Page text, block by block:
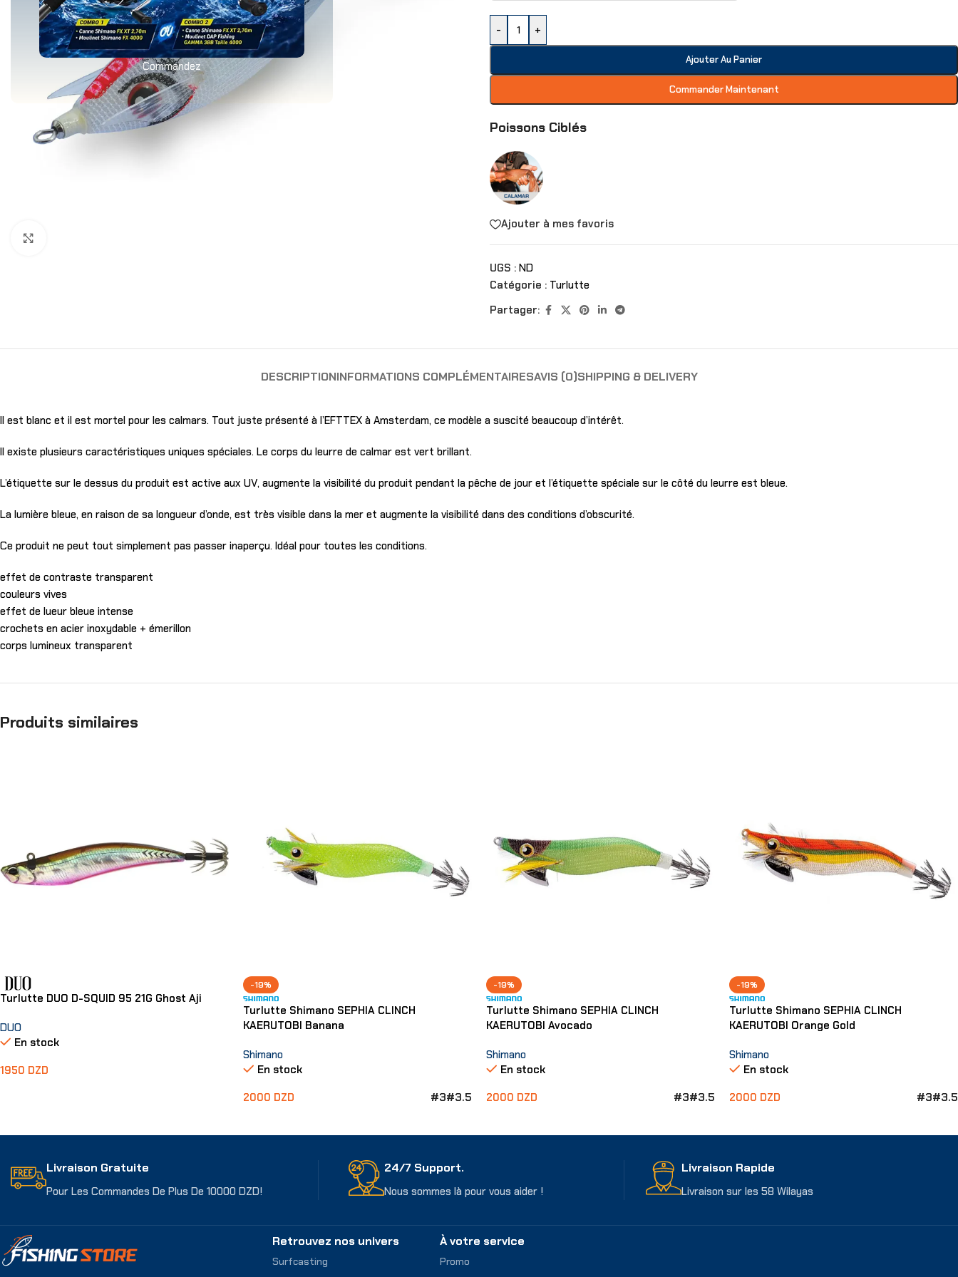
Commandez
- +
Ajouter Au Panier
Commander Maintenant
Poissons Ciblés
Ajouter à mes favoris
UGS : ND
Catégorie : Turlutte
Partager:
DESCRIPTIONINFORMATIONS COMPLÉMENTAIRESAVIS (0)SHIPPING & DELIVERY
Il est blanc et il est mortel pour les calmars. Tout juste présenté à l’EFTTEX à Amsterdam, ce modèle a suscité beaucoup d’intérêt.
Il existe plusieurs caractéristiques uniques spéciales. Le corps du leurre de calmar est vert brillant.
L’étiquette sur le dessus du produit est active aux UV, augmente la visibilité du produit pendant la pêche de jour et l’étiquette spéciale sur le côté du leurre est bleue.
La lumière bleue, en raison de sa longueur d’onde, est très visible dans la mer et augmente la visibilité dans des conditions d’obscurité.
Ce produit ne peut tout simplement pas passer inaperçu. Idéal pour toutes les conditions.
effet de contraste transparent
couleurs vives
effet de lueur bleue intense
crochets en acier inoxydable + émerillon
corps lumineux transparent
Produits similaires
Turlutte DUO D-SQUID 95 21G Ghost Aji
DUO
En stock
1950 DZD
-19%
Turlutte Shimano SEPHIA CLINCH
KAERUTOBI Banana
Shimano
En stock
2000 DZD #3#3.5
-19%
Turlutte Shimano SEPHIA CLINCH
KAERUTOBI Avocado
Shimano
En stock
2000 DZD #3#3.5
-19%
Turlutte Shimano SEPHIA CLINCH
KAERUTOBI Orange Gold
Shimano
En stock
2000 DZD #3#3.5
Livraison Gratuite
Pour Les Commandes De Plus De 10000 DZD!
24/7 Support.
Nous sommes là pour vous aider !
Livraison Rapide
Livraison sur les 58 Wilayas
Retrouvez nos univers
Surfcasting
À votre service
Promo